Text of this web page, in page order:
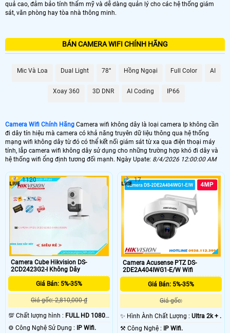
🤵 lắp camera wifi là nhu cầu nhiều của đa phần các hộ gia đình cửa hàng văn
phòng vừa và nhỏ. bởi camera wifi có nhiều chức năng ưu việt mà bạn nên sử
mức giá khác nhau. sau đây là những dòng camera giá rẻ bán chạy nhất của
📸 Lắp Camera Wifi 360 Giá Rẻ
🎙 Camera Wifi 360 Ngoài Trời
2.300.000 VNĐ
🔊 Lắp Camera 360 Thông Minh
💎 Camera Wifi 4MP 360 Ngoài Trời
1.980.000 VNĐ
🌟️ Thị trường camera có rất nhiều thương hiệu khác nhau. giá của camera wifi
cũng có nhiều nơi bán khác nhau tuy nhiên với camera wifi chính hãng dịch vụ
hổ trợ tốt là điều ưu tiên hơn cả giá camera. Bạn không thể so sánh camera
wifi trên mạng xã hội với camera wifi được công ty cửa hàng uy tín bán được
bởi liên quan nhiều đến chất lượng sản phẩm , dịch vụ bảo hành và dịch vụ hổ
trợ khách hàng 🌀
quả cao, đảm bảo tính thẩm mỹ và dễ dàng quản lý cho các hệ thống giám
sát, văn phòng hay tòa nhà thông minh.
BÁN CAMERA WIFI CHÍNH HÃNG
Mic Và Loa Dual Light 78° Hồng Ngoại Full Color AI
Xoay 360 3D DNR AI Coding IP66
Camera Wifi Chính Hãng Camera wifi không dây là loại camera Ip không cần
đi dây tín hiệu mà camera có khả năng truyên dữ liệu thông qua hệ thống
mạng wifi không dây từ đó có thể kết nối giám sát từ xa qua điện thoại máy
tính, lắp camera wifi không dây sử dụng cho những trường hợp khó đi dây và
hệ thống wifi ổng định tương đối mạnh. Ngày Upate: 8/4/2026 12:00:00 AM
Camera Cube Hikvision DS-
2CD2423G2-I Không Dây
Giá Bán: 5%-35%
Giá gốc: 2,810,000 ₫
💯 Chất lượng hình : FULL HD 1080P
.
⚙ Công Nghệ Sử Dụng :
IP Wifi.
1120
Camera Acusense PTZ DS-
2DE2A404IWG1-E/W Wifi
Giá Bán: 5%-35%
Giá gốc:
✨ Hình Ành Chất Lượng :Ultra 2k + .
⚒ Công Nghệ :
IP Wifi.
17